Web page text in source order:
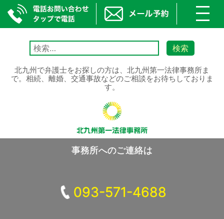
検
索:
北九州で弁護士をお探しの方は、北九州第一法律事務所ま
で。相続、離婚、交通事故などのご相談をお待ちしておりま
す。
事務所へのご連絡は
093-571-4688